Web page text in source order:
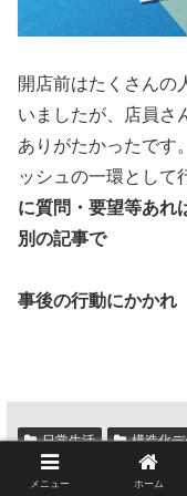
開店前はたくさんの
いましたが、店員さ
ありがたかったです
ッシュの一環とし
に質問・要望等あれ
別の記事で
事後の行動にかか
日常生活 構造化
メニュー ホーム